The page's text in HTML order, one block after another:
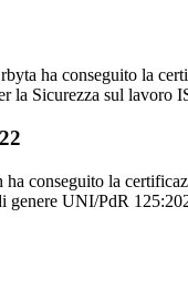
ha conseguito la
la Sicurezza sul lavoro
conseguito la
genere UNI/PdR